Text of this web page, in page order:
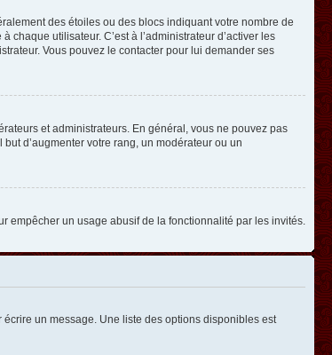
des étoiles ou des blocs indiquant votre nombre de
utilisateur. C’est à l’administrateur d’activer les
Vous pouvez le contacter pour lui demander ses
et administrateurs. En général, vous ne pouvez pas
d’augmenter votre rang, un modérateur ou un
empêcher un usage abusif de la fonctionnalité par les invités.
un message. Une liste des options disponibles est